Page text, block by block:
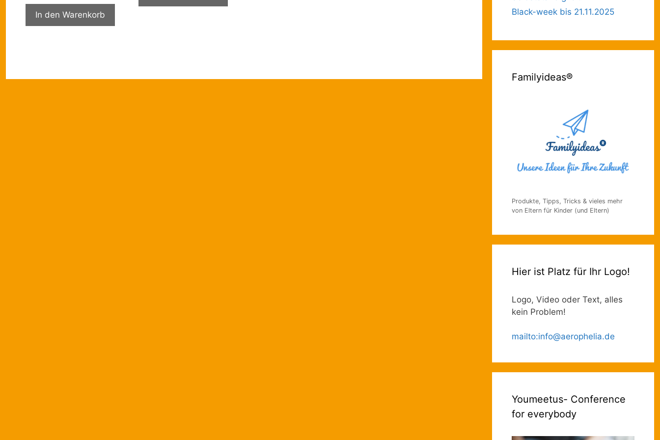
In den Warenkorb
Black-week bis 21.11.2025
Familyideas®
Produkte, Tipps, Tricks & vieles mehr
von Eltern für Kinder (und Eltern)
Hier ist Platz für Ihr Logo!
Logo, Video oder Text, alles
kein Problem!
mailto:info@aerophelia.de
Youmeetus- Conference
for everybody